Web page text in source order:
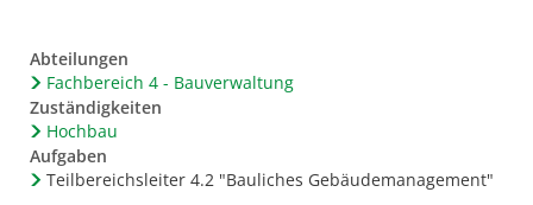
Abteilungen
Fachbereich 4 - Bauverwaltung
Zuständigkeiten
Hochbau
Aufgaben
Teilbereichsleiter 4.2 "Bauliches Gebäudemanagement"